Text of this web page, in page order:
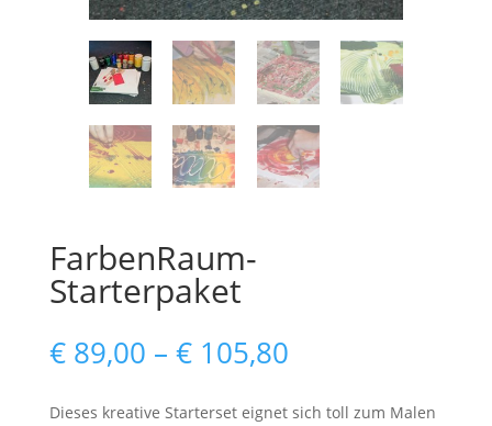
FarbenRaum-
Starterpaket
€89,00 – €105,80
Dieses kreative Starterset eignet sich toll zum Malen